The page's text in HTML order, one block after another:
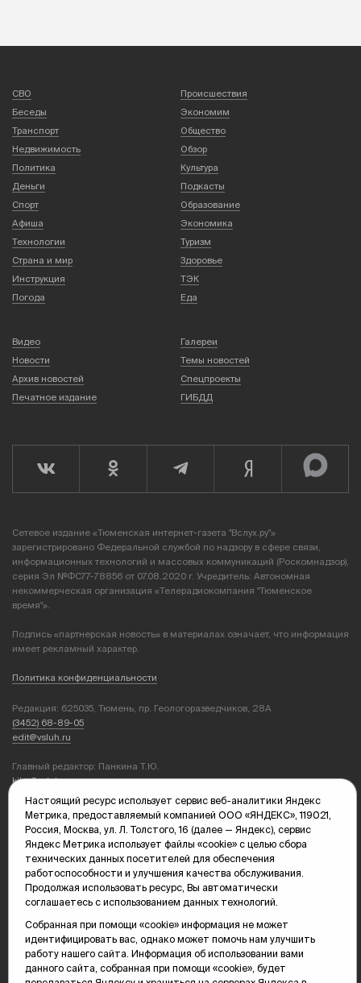
СВО
Происшествия
Беседы
Экономим
Транспорт
Общество
Недвижимость
Обзор
Политика
Культура
Деньги
Подкасты
Спорт
Образование
Афиша
Экономика
Технологии
Туризм
Страна и мир
Здоровье
Инструкция
ТЭК
Погода
Еда
Видео
Галереи
Новости
Темы новостей
Архив новостей
Спецпроекты
Печатное издание
ГИБДД
Сетевое издание «Тюменская интернет-газета "Вслух.ру"»
зарегистрировано Федеральной службой по надзору в сфере связи,
информационных технологий и массовых коммуникаций (Роскомнадзор),
серия Эл №ФС77-78856 от 07.08.2020 г. Учредитель: Автономная
некоммерческая организация «Телерадиокомпания "Тюменское
время"».
Подпись «партнерская новость» в материалах означает, что информация
имеет рекламный характер.
Политика конфиденциальности
Редакция: 625035, Тюмень, пр. Геологоразведчиков, 28А
(3452) 68-89-05
edit@vsluh.ru
Главный редактор: Панкина Т.Ю.
kika@vsluh.ru
По вопросам рекламы:
(3452) 68-89-78
kotovaev@sibinformburo.ru
© 2000-2026 Тюменская интернет-газета «Вслух.ру»
Настоящий ресурс использует сервис веб-аналитики Яндекс
Метрика, предоставляемый компанией ООО «ЯНДЕКС», 119021,
Россия, Москва, ул. Л. Толстого, 16 (далее — Яндекс), сервис
Яндекс Метрика использует файлы «cookie» с целью сбора
технических данных посетителей для обеспечения
работоспособности и улучшения качества обслуживания.
Продолжая использовать ресурс, Вы автоматически
соглашаетесь с использованием данных технологий.
Собранная при помощи «cookie» информация не может
идентифицировать вас, однако может помочь нам улучшить
работу нашего сайта. Информация об использовании вами
данного сайта, собранная при помощи «cookie», будет